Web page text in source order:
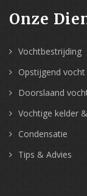
Onze
Vochtbestrijding
Opstijgend vocht
Doorslaand
Vochtige kelder
Condensatie
Tips & Advies